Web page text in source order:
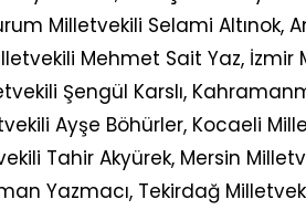
Milletvekili Selami Altınok,
Mehmet Sait Yaz,
Şengül Karslı,
Ayşe Böhürler, Kocaeli
Tahir Akyürek, Mersin
Yazmacı, Tekirdağ